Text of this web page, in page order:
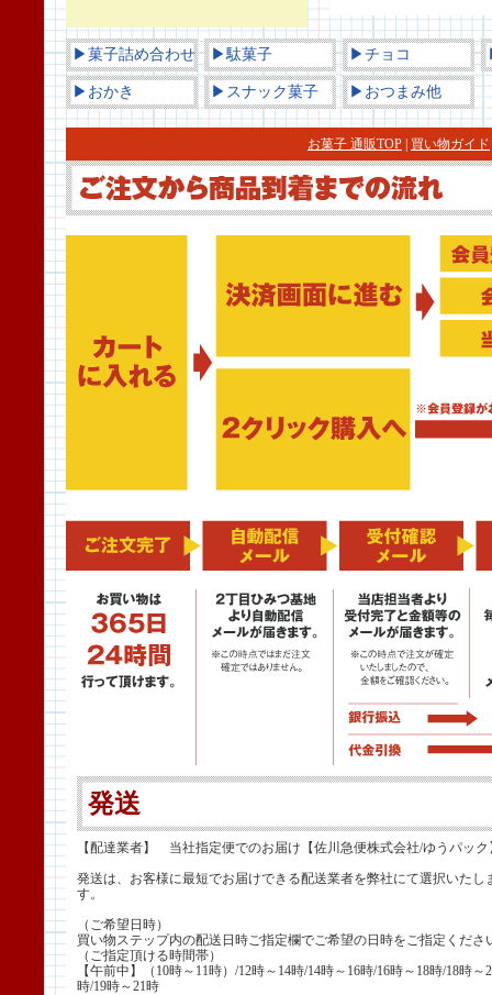
▶菓子詰め合わせ ▶駄菓子 ▶チョコ
▶おかき ▶スナック菓子 ▶おつまみ他
お菓子 通販TOP 買い物ガイド
発送
【配達業者】 当社指定便でのお届け【佐川急便株式会社/ゆうパック
発送は、お客様に最短でお届けできる配送業者を弊社にて選択いたし
す。
（ご希望日時）
買い物ステップ内の配送日時ご指定欄でご希望の日時をご指定くださ
（ご指定頂ける時間帯）
【午前中】（10時～11時）/12時～14時/14時～16時/16時～18時/18時～
時/19時～21時